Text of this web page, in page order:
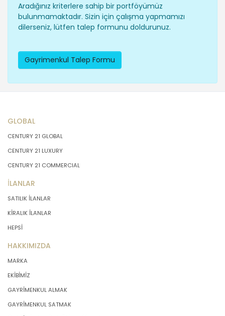
Aradığınız kriterlere sahip bir portföyümüz
bulunmamaktadır. Sizin için çalışma yapmamızı
dilerseniz, lütfen talep formunu doldurunuz.
Gayrimenkul Talep Formu
GLOBAL
CENTURY 21 GLOBAL
CENTURY 21 LUXURY
CENTURY 21 COMMERCIAL
İLANLAR
SATILIK İLANLAR
KİRALIK İLANLAR
HEPSİ
HAKKIMIZDA
MARKA
EKİBİMİZ
GAYRİMENKUL ALMAK
GAYRİMENKUL SATMAK